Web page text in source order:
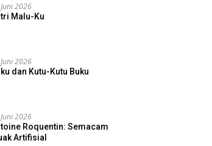
2026
Malu-Ku
2026
dan Kutu-Kutu Buku
2026
Roquentin: Semacam
Artifisial